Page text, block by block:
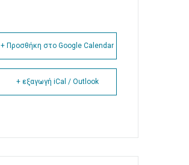
+ Προσθήκη στο Google Calendar
+ εξαγωγή iCal / Outlook